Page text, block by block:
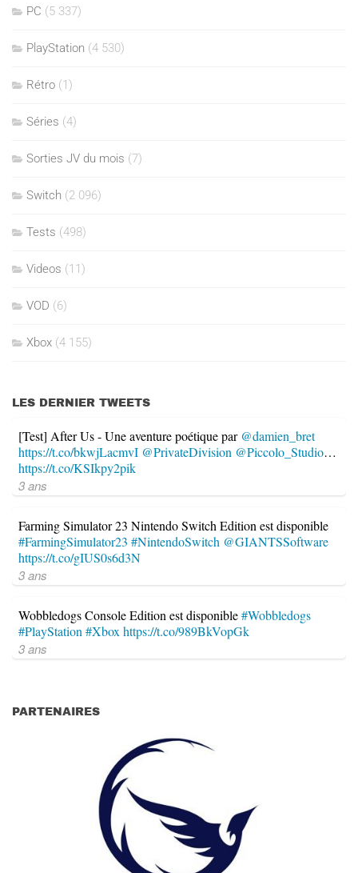
PC (5 337)
PlayStation (4 530)
Rétro (1)
Séries (4)
Sorties JV du mois (7)
Switch (2 096)
Tests (498)
Videos (11)
VOD (6)
Xbox (4 155)
LES DERNIER TWEETS
[Test] After Us - Une aventure poétique par @damien_bret
https://t.co/bkwjLacmvI @PrivateDivision @Piccolo_Studio…
https://t.co/KSIkpy2pik
3 ans
Farming Simulator 23 Nintendo Switch Edition est disponible
#FarmingSimulator23 #NintendoSwitch @GIANTSSoftware
https://t.co/gIUS0s6d3N
3 ans
Wobbledogs Console Edition est disponible#Wobbledogs
#PlayStation #Xbox https://t.co/989BkVopGk
3 ans
PARTENAIRES